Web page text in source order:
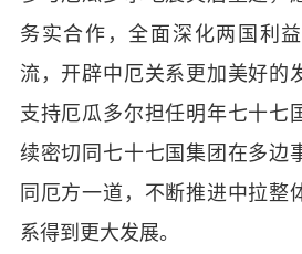
务实合作，全面深化两国利
流，开辟中厄关系更加美好的
支持厄瓜多尔担任明年七十七
续密切同七十七国集团在多边
同厄方一道，不断推进中拉整
系得到更大发展。